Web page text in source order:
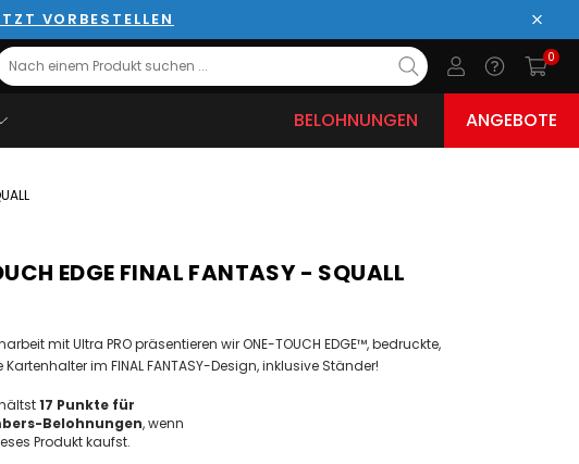
VORBESTELLEN
0
BELOHNUNGEN ANGEBOTE
EDGE FINAL FANTASY - SQUALL
mit Ultra PRO präsentieren wir ONE-TOUCH EDGE™, bedruckte,
im FINAL FANTASY-Design, inklusive Ständer!
17 Punkte für
Belohnungen, wenn
Produkt kaufst.